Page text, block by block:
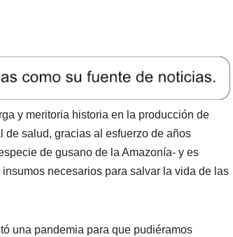
y meritoria historia en la producción de
salud, gracias al esfuerzo de años
de gusano de la Amazonía- y es
necesarios para salvar la vida de las
una pandemia para que pudiéramos